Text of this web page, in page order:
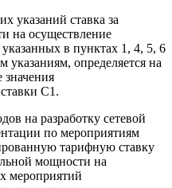
указаний ставка за
на осуществление
в пунктах 1, 4, 5, 6
определяется на
значения
С1.
на разработку сетевой
по мероприятиям
тарифную ставку
мощности на
мероприятий